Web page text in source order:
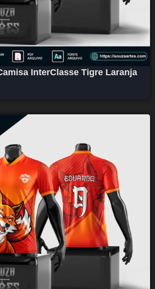
InterClasse Tigre Laranja